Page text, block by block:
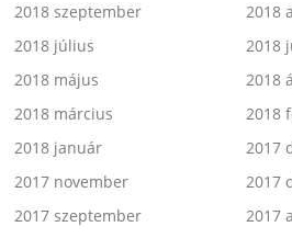
2018 szeptember
2018
2018 július
2018
2018 május
2018
2018 március
2018
2018 január
2017
2017 november
2017
2017 szeptember
2017